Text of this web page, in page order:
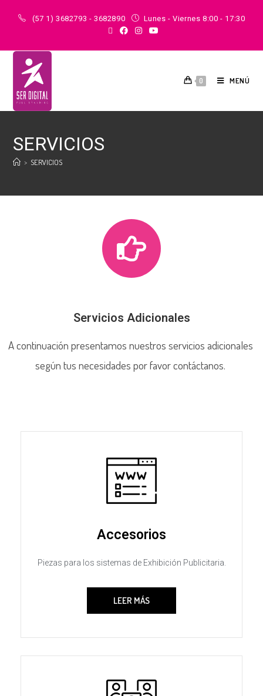
(57 1) 3682793 - 3682890 Lunes - Viernes 8:00 - 17:30
0 MENÚ
SERVICIOS
> SERVICIOS
Servicios Adicionales
A continuación presentamos nuestros servicios adicionales
según tus necesidades por favor contáctanos.
Accesorios
Piezas para los sistemas de Exhibición Publicitaria.
LEER MÁS